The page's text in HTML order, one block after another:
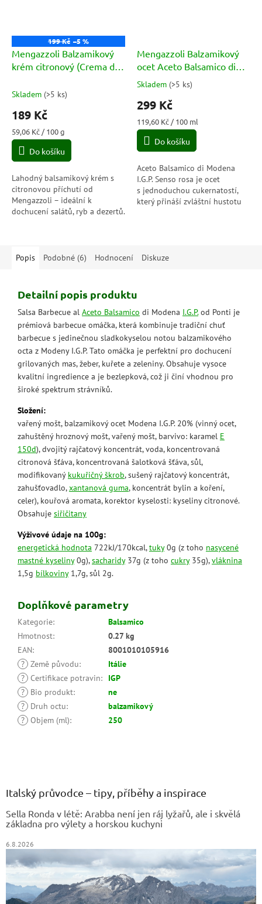
199 Kč –5 %
Mengazzoli Balzamikový
krém citronový (Crema di
Skladem (>5 ks)
189 Kč
Měrná
cena:
59,06 Kč / 100 g
Do košíku
Lahodný balsamikový krém s
citronovou příchutí od
Mengazzoli – ideální k
dochucení salátů, ryb a dezertů.
Mengazzoli Balzamikový
ocet Aceto Balsamico di
Modena IGP Calamaio
Senso Rosa 250ml
Průměrné
hodnocení
produktu
je
5,0
5
hvězdiček.
Skladem (>5 ks)
299 Kč
Měrná
cena:
119,60 Kč / 100 ml
Do košíku
Aceto Balsamico di Modena
I.G.P. Senso rosa je ocet
s jednoduchou cukernatostí,
který přináší zvláštní hustotu
Popis Podobné (6) Hodnocení Diskuze
Detailní popis produktu
Salsa Barbecue al Aceto Balsamico di Modena I.G.P.od Ponti je
prémiová barbecue omáčka, která kombinuje tradiční chuť
barbecue s jedinečnou sladkokyselou notou balzamikového
octa z Modeny I.G.P. Tato omáčka je perfektní pro dochucení
grilovaných mas, žeber, kuřete a zeleniny. Obsahuje vysoce
kvalitní ingredience a je bezlepková, což ji činí vhodnou pro
široké spektrum strávníků.
Složení:
vařený mošt, balzamikový ocet Modena I.G.P. 20% (vinný ocet,
zahuštěný hroznový mošt, vařený mošt, barvivo: karamel E
150d), dvojitý rajčatový koncentrát, voda, koncentrovaná
citronová šťáva, koncentrovaná šalotková šťáva, sůl,
modifikovaný kukuřičný škrob, sušený rajčatový koncentrát,
zahušťovadlo,xantanová guma, koncentrát bylin a koření,
celer), kouřová aromata, korektor kyselosti: kyseliny citronové.
Obsahuje siřičitany
Výživové údaje na 100g:
energetická hodnota 722kJ/170kcal,tuky0g (z toho nasycené
mastné kyseliny0g),sacharidy37g (z toho cukry35g),vláknina
1,5g bílkoviny1,7g, sůl 2g.
Doplňkové parametry
Kategorie:
Balsamico
Hmotnost:
0.27 kg
EAN:
8001010105916
? Země původu:
Itálie
? Certifikace potravin:
IGP
?
Bio produkt:
ne
?
Druh octu:
balzamikový
? Objem (ml): 250
Italský průvodce – tipy, příběhy a inspirace
Sella Ronda v létě: Arabba není jen ráj lyžařů, ale i skvělá
základna pro výlety a horskou kuchyni
6.8.2026